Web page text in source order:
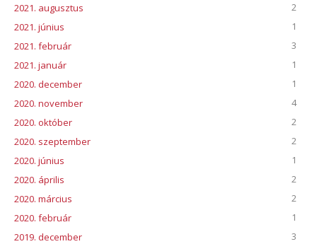
2021. augusztus
2
2021. június
1
2021. február
3
2021. január
1
2020. december
1
2020. november
4
2020. október
2
2020. szeptember
2
2020. június
1
2020. április
2
2020. március
2
2020. február
1
2019. december
3